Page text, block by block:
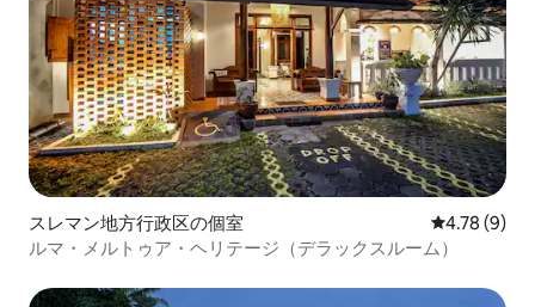
スレマン地方行政区の個室 レビュー9
4.78 (9)
ルマ・メルトゥア・ヘリテージ（デラックスルーム）